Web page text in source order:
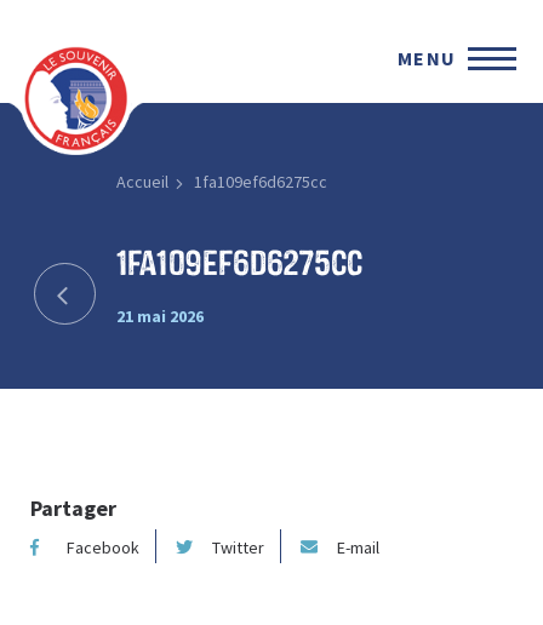
MENU
Accueil 1fa109ef6d6275cc
1fa109ef6d6275cc
21 mai 2026
Partager
Facebook Twitter E-mail